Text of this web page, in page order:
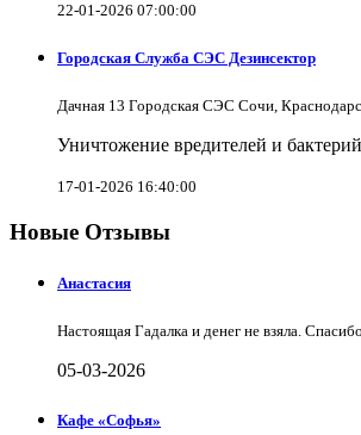
22-01-2026 07:00:00
Городская Служба СЭС Дезинсектор
Дачная 13 Городская СЭС Сочи,
Уничтожение вредителей и
17-01-2026 16:40:00
Новые Отзывы
Анастасия
Настоящая Гадалка и денег не взяла.
05-03-2026
Кафе «Софья»